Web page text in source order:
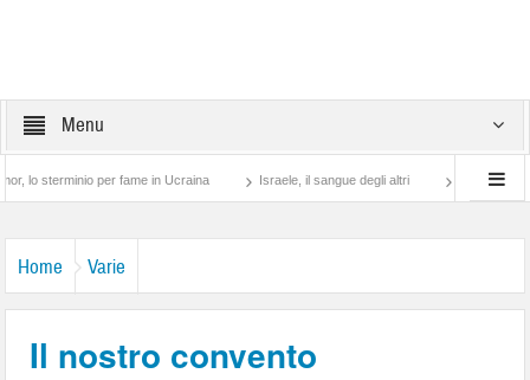
Menu
per fame in Ucraina Israele, il sangue degli altri Lotta di classe… tra
Home Varie
Il nostro convento